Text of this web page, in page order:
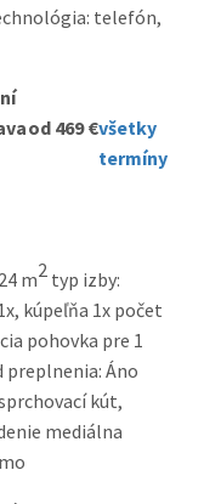
telefón,
od 469 €všetky
termíny
m2 typ izby:
kúpeľňa 1x počet
pohovka pre 1
preplnenia: Áno
kút,
mediálna